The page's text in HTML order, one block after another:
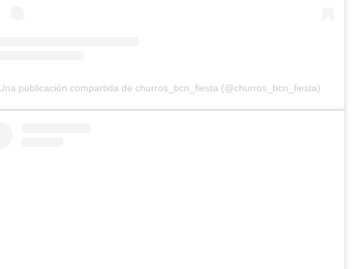
publicación compartida de churros_bcn_fiesta (@churros_bcn_fiesta)